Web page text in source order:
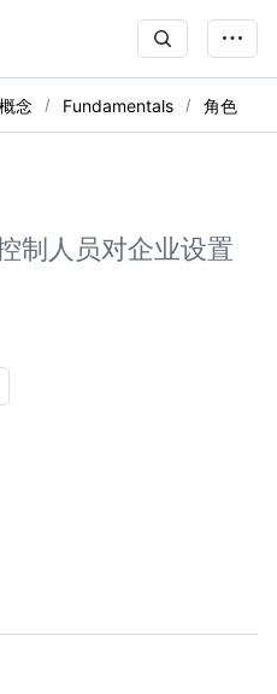
概念 Fundamentals 角色
制人员对企业设置